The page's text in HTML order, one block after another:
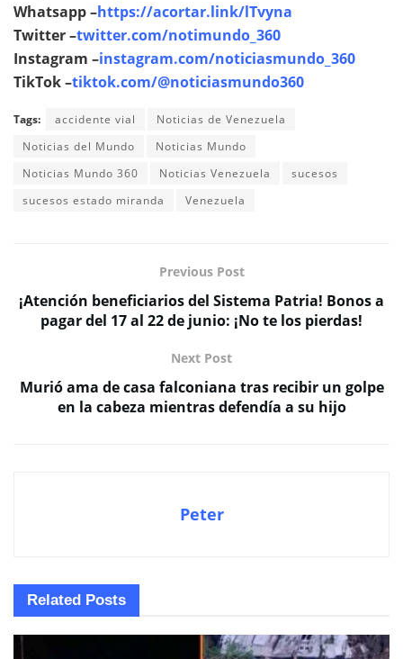
Whatsapp –https://acortar.link/lTvyna
Twitter –twitter.com/notimundo_360
Instagram –instagram.com/noticiasmundo_360
TikTok –tiktok.com/@noticiasmundo360
Tags: accidente vial
Noticias de Venezuela
Noticias del Mundo
Noticias Mundo
Noticias Mundo 360
Noticias Venezuela
sucesos
sucesos estado miranda
Venezuela
Previous Post
¡Atención beneficiarios del Sistema Patria! Bonos a
pagar del 17 al 22 de junio: ¡No te los pierdas!
Next Post
Murió ama de casa falconiana tras recibir un golpe
en la cabeza mientras defendía a su hijo
Peter
Related Posts